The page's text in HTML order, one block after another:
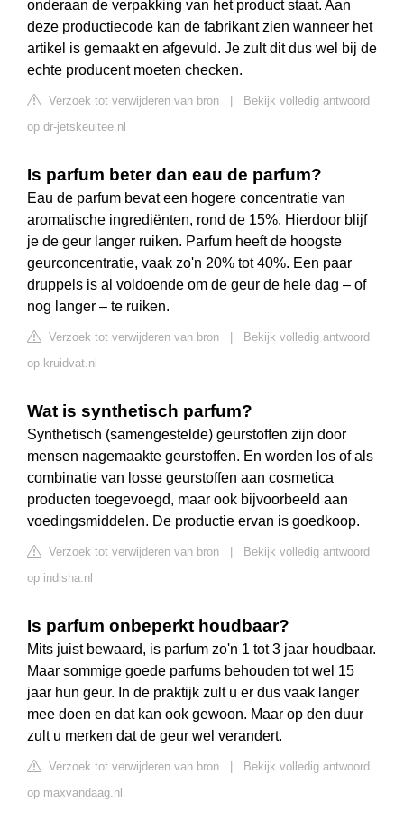
onderaan de verpakking van het product staat. Aan
deze productiecode kan de fabrikant zien wanneer het
artikel is gemaakt en afgevuld. Je zult dit dus wel bij de
echte producent moeten checken.
Verzoek tot verwijderen van bron
Bekijk volledig antwoord
op dr-jetskeultee.nl
Is parfum beter dan eau de parfum?
Eau de parfum bevat een hogere concentratie van
aromatische ingrediënten, rond de 15%. Hierdoor blijf
je de geur langer ruiken. Parfum heeft de hoogste
geurconcentratie, vaak zo'n 20% tot 40%. Een paar
druppels is al voldoende om de geur de hele dag – of
nog langer – te ruiken.
Verzoek tot verwijderen van bron
Bekijk volledig antwoord
op kruidvat.nl
Wat is synthetisch parfum?
Synthetisch (samengestelde) geurstoffen zijn door
mensen nagemaakte geurstoffen. En worden los of als
combinatie van losse geurstoffen aan cosmetica
producten toegevoegd, maar ook bijvoorbeeld aan
voedingsmiddelen. De productie ervan is goedkoop.
Verzoek tot verwijderen van bron
Bekijk volledig antwoord
op indisha.nl
Is parfum onbeperkt houdbaar?
Mits juist bewaard, is parfum zo'n 1 tot 3 jaar houdbaar.
Maar sommige goede parfums behouden tot wel 15
jaar hun geur. In de praktijk zult u er dus vaak langer
mee doen en dat kan ook gewoon. Maar op den duur
zult u merken dat de geur wel verandert.
Verzoek tot verwijderen van bron
Bekijk volledig antwoord
op maxvandaag.nl